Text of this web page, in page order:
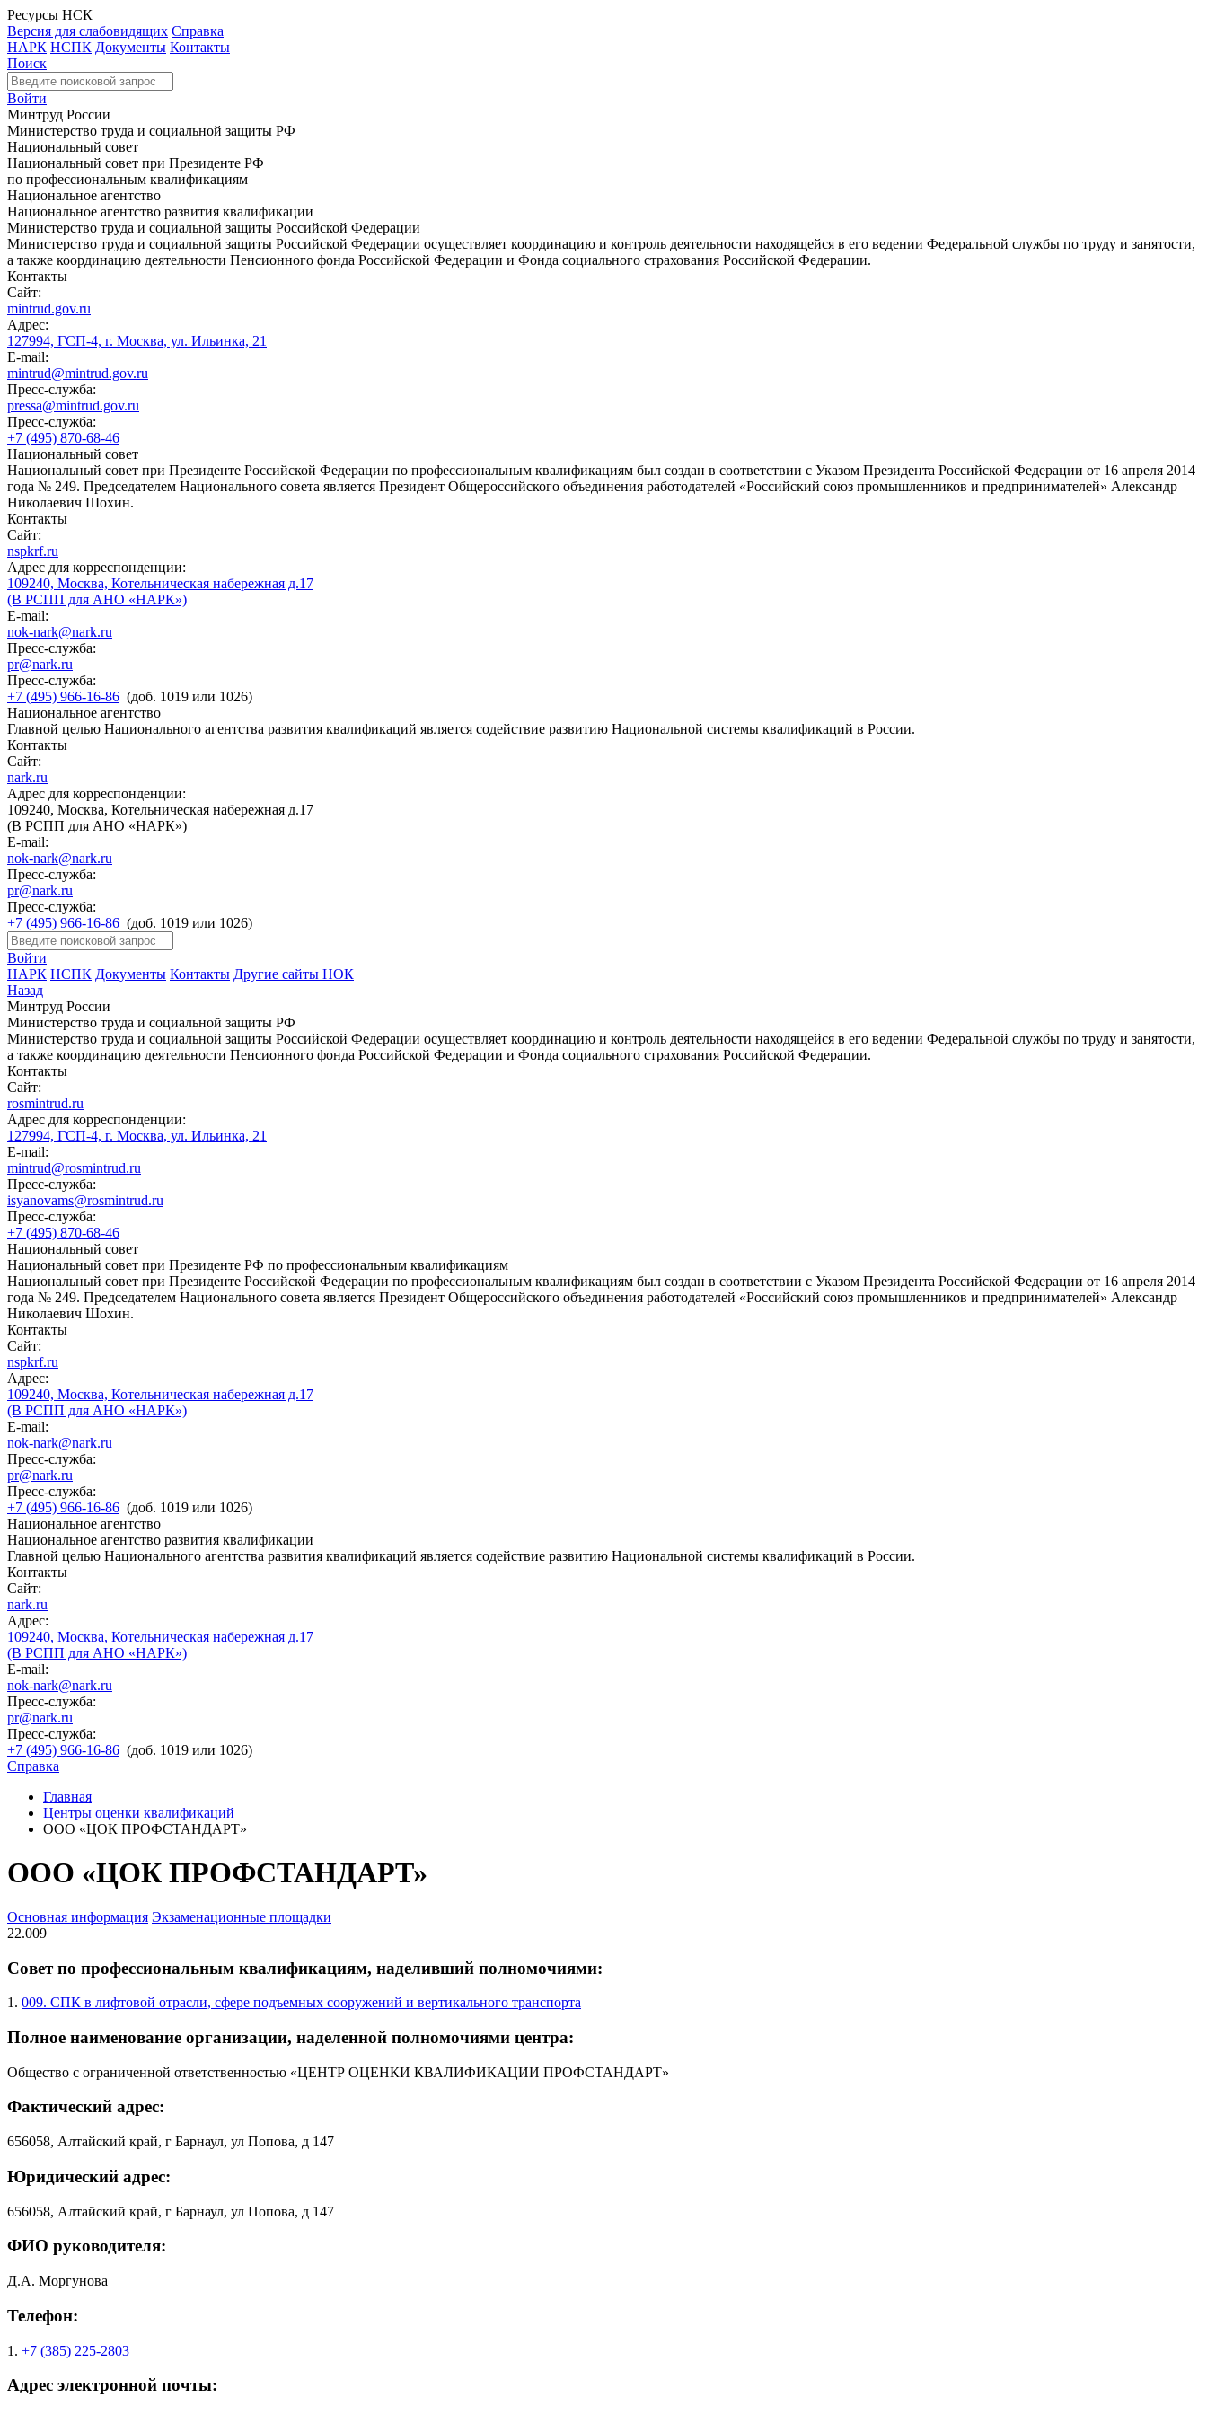
Ресурсы НСК
Версия для слабовидящих Справка
НАРК НСПК Документы Контакты
Поиск
Войти
Минтруд России
Министерство труда и социальной защиты РФ
Национальный совет
Национальный совет при Президенте РФ
по профессиональным квалификациям
Национальное агентство
Национальное агентство развития квалификации
Министерство труда и социальной защиты Российской Федерации
Министерство труда и социальной защиты Российской Федерации осуществляет координацию и контроль деятельности находящейся в его ведении Федеральной службы по труду и занятости,
а также координацию деятельности Пенсионного фонда Российской Федерации и Фонда социального страхования Российской Федерации.
Контакты
Сайт:
mintrud.gov.ru
Адрес:
127994, ГСП-4, г. Москва, ул. Ильинка, 21
E-mail:
mintrud@mintrud.gov.ru
Пресс-служба:
pressa@mintrud.gov.ru
Пресс-служба:
+7 (495) 870-68-46
Национальный совет
Национальный совет при Президенте Российской Федерации по профессиональным квалификациям был создан в соответствии с Указом Президента Российской Федерации от 16 апреля 2014
года № 249. Председателем Национального совета является Президент Общероссийского объединения работодателей «Российский союз промышленников и предпринимателей» Александр
Николаевич Шохин.
Контакты
Сайт:
nspkrf.ru
Адрес для корреспонденции:
109240, Москва, Котельническая набережная д.17
(В РСПП для АНО «НАРК»)
E-mail:
nok-nark@nark.ru
Пресс-служба:
pr@nark.ru
Пресс-служба:
+7 (495) 966-16-86 (доб. 1019 или 1026)
Национальное агентство
Главной целью Национального агентства развития квалификаций является содействие развитию Национальной системы квалификаций в России.
Контакты
Сайт:
nark.ru
Адрес для корреспонденции:
109240, Москва, Котельническая набережная д.17
(В РСПП для АНО «НАРК»)
E-mail:
nok-nark@nark.ru
Пресс-служба:
pr@nark.ru
Пресс-служба:
+7 (495) 966-16-86 (доб. 1019 или 1026)
Войти
НАРК НСПК Документы Контакты Другие сайты НОК
Назад
Минтруд России
Министерство труда и социальной защиты РФ
Министерство труда и социальной защиты Российской Федерации осуществляет координацию и контроль деятельности находящейся в его ведении Федеральной службы по труду и занятости,
а также координацию деятельности Пенсионного фонда Российской Федерации и Фонда социального страхования Российской Федерации.
Контакты
Сайт:
rosmintrud.ru
Адрес для корреспонденции:
127994, ГСП-4, г. Москва, ул. Ильинка, 21
E-mail:
mintrud@rosmintrud.ru
Пресс-служба:
isyanovams@rosmintrud.ru
Пресс-служба:
+7 (495) 870-68-46
Национальный совет
Национальный совет при Президенте РФ по профессиональным квалификациям
Национальный совет при Президенте Российской Федерации по профессиональным квалификациям был создан в соответствии с Указом Президента Российской Федерации от 16 апреля 2014
года № 249. Председателем Национального совета является Президент Общероссийского объединения работодателей «Российский союз промышленников и предпринимателей» Александр
Николаевич Шохин.
Контакты
Сайт:
nspkrf.ru
Адрес:
109240, Москва, Котельническая набережная д.17
(В РСПП для АНО «НАРК»)
E-mail:
nok-nark@nark.ru
Пресс-служба:
pr@nark.ru
Пресс-служба:
+7 (495) 966-16-86 (доб. 1019 или 1026)
Национальное агентство
Национальное агентство развития квалификации
Главной целью Национального агентства развития квалификаций является содействие развитию Национальной системы квалификаций в России.
Контакты
Сайт:
nark.ru
Адрес:
109240, Москва, Котельническая набережная д.17
(В РСПП для АНО «НАРК»)
E-mail:
nok-nark@nark.ru
Пресс-служба:
pr@nark.ru
Пресс-служба:
+7 (495) 966-16-86 (доб. 1019 или 1026)
Справка
Главная
Центры оценки квалификаций
ООО «ЦОК ПРОФСТАНДАРТ»
ООО «ЦОК ПРОФСТАНДАРТ»
Основная информация Экзаменационные площадки
22.009
Совет по профессиональным квалификациям, наделивший полномочиями:
1. 009. СПК в лифтовой отрасли, сфере подъемных сооружений и вертикального транспорта
Полное наименование организации, наделенной полномочиями центра:
Общество с ограниченной ответственностью «ЦЕНТР ОЦЕНКИ КВАЛИФИКАЦИИ ПРОФСТАНДАРТ»
Фактический адрес:
656058, Алтайский край, г Барнаул, ул Попова, д 147
Юридический адрес:
656058, Алтайский край, г Барнаул, ул Попова, д 147
ФИО руководителя:
Д.А. Моргунова
Телефон:
1. +7 (385) 225-2803
Адрес электронной почты: